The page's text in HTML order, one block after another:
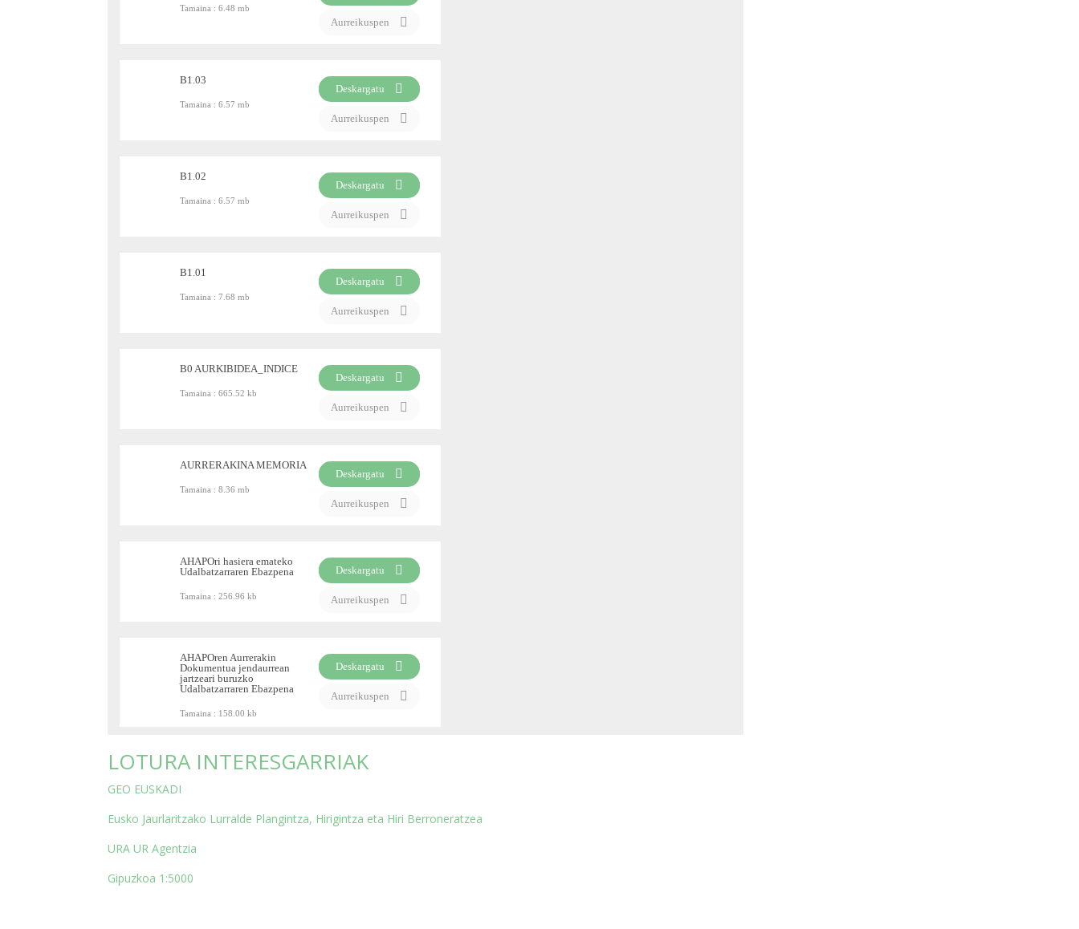
Tamaina : 6.48 mb
Aurreikuspen
B1.03
Tamaina : 6.57 mb
Deskargatu
Aurreikuspen
B1.02
Tamaina : 6.57 mb
Deskargatu
Aurreikuspen
B1.01
Tamaina : 7.68 mb
Deskargatu
Aurreikuspen
B0 AURKIBIDEA_INDICE
Tamaina : 665.52 kb
Deskargatu
Aurreikuspen
AURRERAKINA MEMORIA
Tamaina : 8.36 mb
Deskargatu
Aurreikuspen
AHAPOri hasiera emateko
Udalbatzarraren Ebazpena
Tamaina : 256.96 kb
Deskargatu
Aurreikuspen
AHAPOren Aurrerakin
Dokumentua jendaurrean
jartzeari buruzko
Udalbatzarraren Ebazpena
Tamaina : 158.00 kb
Deskargatu
Aurreikuspen
LOTURA INTERESGARRIAK
GEO EUSKADI
Eusko Jaurlaritzako Lurralde Plangintza, Hirigintza eta Hiri Berroneratzea
URA UR Agentzia
Gipuzkoa 1:5000